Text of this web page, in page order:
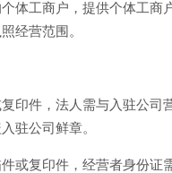
体工商户，提供个体工商
经营范围。
印件，法人需与入驻公司
驻公司鲜章。
或复印件，经营者身份证